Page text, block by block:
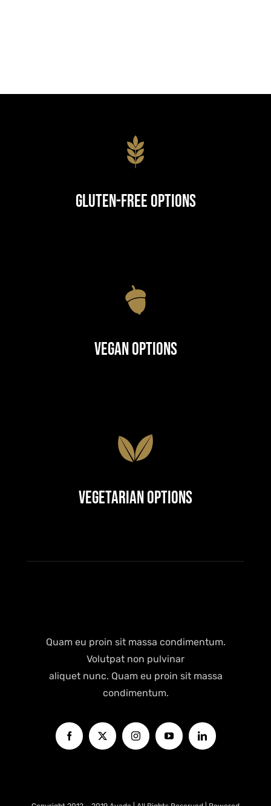
Gluten-Free Options
Vegan Options
Vegetarian Options
Quam eu proin sit massa condimentum.
Volutpat non pulvinar
aliquet nunc. Quam eu proin sit massa
condimentum.